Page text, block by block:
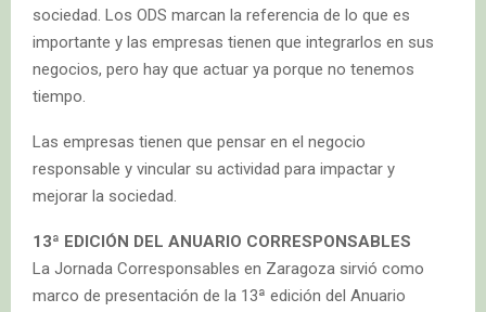
sociedad. Los ODS marcan la referencia de lo que es
importante y las empresas tienen que integrarlos en sus
negocios, pero hay que actuar ya porque no tenemos
tiempo.
Las empresas tienen que pensar en el negocio
responsable y vincular su actividad para impactar y
mejorar la sociedad.
13ª EDICIÓN DEL ANUARIO CORRESPONSABLES
La Jornada Corresponsables en Zaragoza sirvió como
marco de presentación de la 13ª edición del Anuario